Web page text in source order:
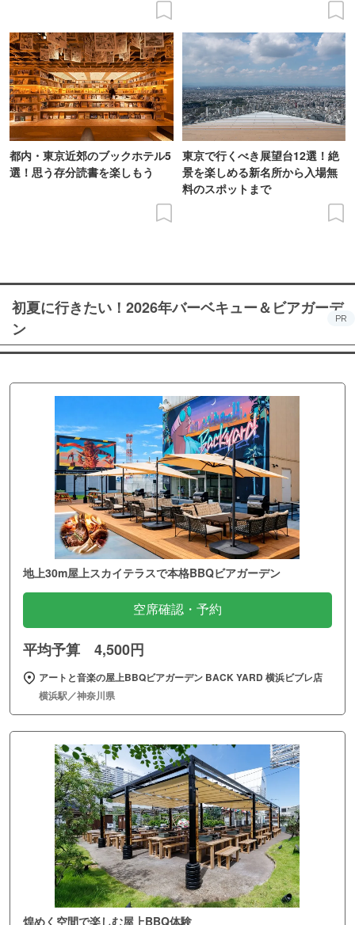
都内・東京近郊のブックホテル5
選！思う存分読書を楽しもう
東京で行くべき展望台12選！絶
景を楽しめる新名所から入場無
料のスポットまで
初夏に行きたい！2026年バーベキュー＆ビアガーデ
ン
PR
地上30m屋上スカイテラスで本格BBQビアガーデン
空席確認・予約
平均予算 4,500円
アートと音楽の屋上BBQビアガーデン BACK YARD 横浜ビブレ店
横浜駅／神奈川県
煌めく空間で楽しむ屋上BBQ体験